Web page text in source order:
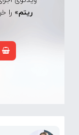
ریتم» را